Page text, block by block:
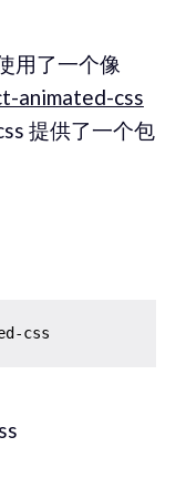
用了一个像
animated-css
提供了一个包